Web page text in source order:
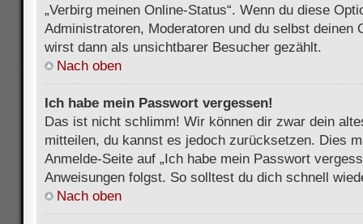
„Verbirg meinen Online-Status“. Wenn du diese
Administratoren, Moderatoren und du selbst deinen
wirst dann als unsichtbarer Besucher gezählt.
Nach oben
Ich habe mein Passwort vergessen!
Das ist nicht schlimm! Wir können dir zwar dein
mitteilen, du kannst es jedoch zurücksetzen. Dies
Anmelde-Seite auf „Ich habe mein Passwort
Anweisungen folgst. So solltest du dich schnell
Nach oben